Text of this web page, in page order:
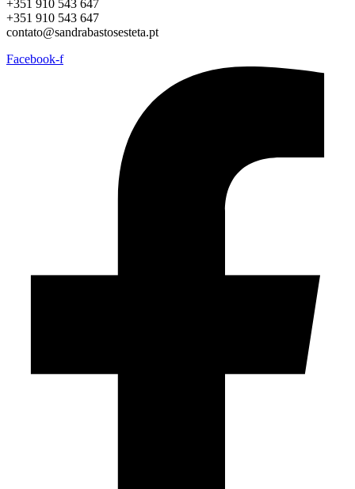
+351 910 543 647
+351 910 543 647
contato@sandrabastosesteta.pt
Facebook-f